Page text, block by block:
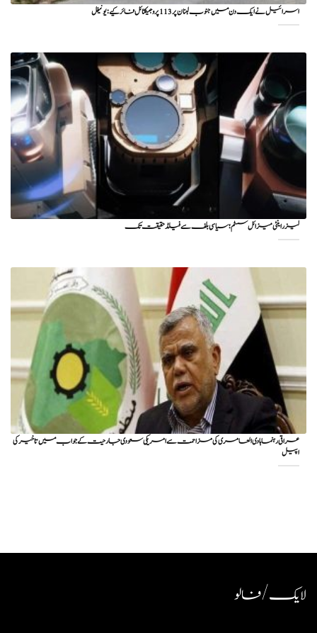
اسرائیل نے ایک دن میں جنوب لبنان پر 113 پروجیکٹائل فائر کیے: یونیفل
لیزر اینٹی میزائل سسٹم؛ سیاسی بلف سے فیلڈ حقیقت تک
عراقی رہنما ہادی العامری کی مزاحمت سے امریکی سعودی جارحیت کے جواب میں تاخیر کی
اپیل
لایک / فالو